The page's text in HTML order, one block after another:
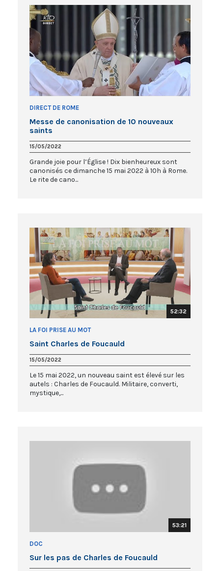
DIRECT DE ROME
Messe de canonisation de 10 nouveaux
saints
15/05/2022
Grande joie pour l’Église ! Dix bienheureux sont
canonisés ce dimanche 15 mai 2022 à 10h à Rome.
Le rite de cano...
52:32
LA FOI PRISE AU MOT
Saint Charles de Foucauld
15/05/2022
Le 15 mai 2022, un nouveau saint est élevé sur les
autels : Charles de Foucauld. Militaire, converti,
mystique,...
53:21
DOC
Sur les pas de Charles de Foucauld